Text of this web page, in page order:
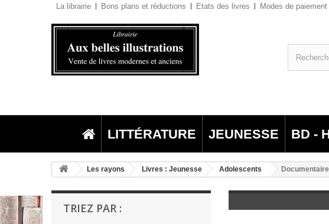
La librairie Bons plans et réductions Etats des livres Modes de paiement
LITTÉRATURE JEUNESSE BD -
Les rayons Livres : Jeunesse Adolescents
TRIEZ PAR :